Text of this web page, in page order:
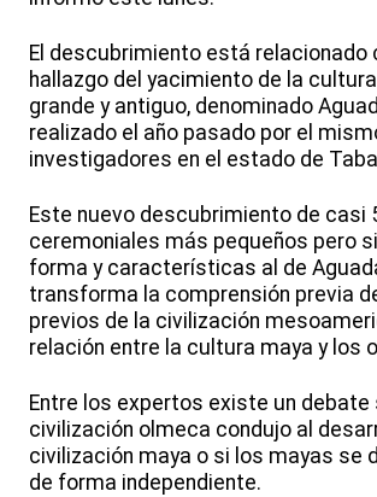
El descubrimiento está relacionado
hallazgo del yacimiento de la
grande y antiguo, denominado
realizado el año pasado por el
investigadores en el estado de
Este nuevo descubrimiento de casi
ceremoniales más pequeños pero
forma y características al de
transforma la comprensión previa
previos de la civilización
relación entre la cultura maya y los
Entre los expertos existe un debate
civilización olmeca condujo al
civilización maya o si los mayas se
de forma independiente.